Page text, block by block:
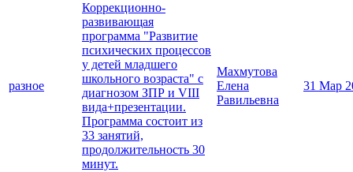
разное
Коррекционно-
развивающая
программа "Развитие
психических процессов
у детей младшего
школьного возраста" с
диагнозом ЗПР и VIII
вида+презентации.
Программа состоит из
33 занятий,
продолжительность 30
минут.
Махмутова
Елена
Равильевна
31 Мар